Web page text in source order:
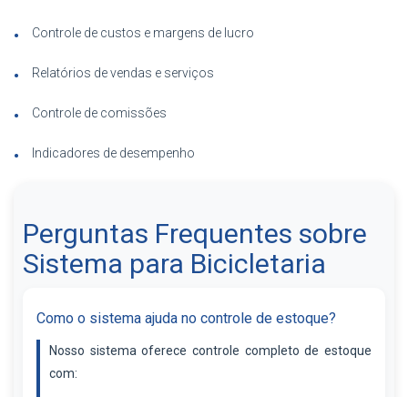
Controle de custos e margens de lucro
Relatórios de vendas e serviços
Controle de comissões
Indicadores de desempenho
Perguntas Frequentes sobre
Sistema para Bicicletaria
Como o sistema ajuda no controle de estoque?
Nosso sistema oferece controle completo de estoque
com: